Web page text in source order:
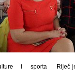
i sporta
Riječ